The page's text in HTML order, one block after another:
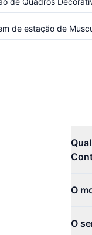
de estação de
O
O